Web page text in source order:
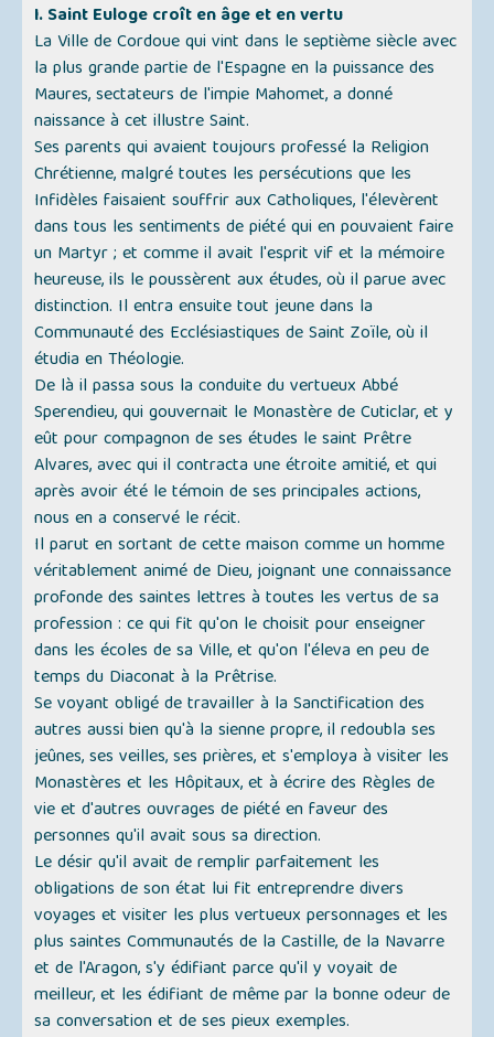
I. Saint Euloge croît en âge et en vertu
La Ville de Cordoue qui vint dans le septième siècle avec
la plus grande partie de l'Espagne en la puissance des
Maures, sectateurs de l'impie Mahomet, a donné
naissance à cet illustre Saint.
Ses parents qui avaient toujours professé la Religion
Chrétienne, malgré toutes les persécutions que les
Infidèles faisaient souffrir aux Catholiques, l'élevèrent
dans tous les sentiments de piété qui en pouvaient faire
un Martyr ; et comme il avait l'esprit vif et la mémoire
heureuse, ils le poussèrent aux études, où il parue avec
distinction. Il entra ensuite tout jeune dans la
Communauté des Ecclésiastiques de Saint Zoïle, où il
étudia en Théologie.
De là il passa sous la conduite du vertueux Abbé
Sperendieu, qui gouvernait le Monastère de Cuticlar, et y
eût pour compagnon de ses études le saint Prêtre
Alvares, avec qui il contracta une étroite amitié, et qui
après avoir été le témoin de ses principales actions,
nous en a conservé le récit.
Il parut en sortant de cette maison comme un homme
véritablement animé de Dieu, joignant une connaissance
profonde des saintes lettres à toutes les vertus de sa
profession : ce qui fit qu'on le choisit pour enseigner
dans les écoles de sa Ville, et qu'on l'éleva en peu de
temps du Diaconat à la Prêtrise.
Se voyant obligé de travailler à la Sanctification des
autres aussi bien qu'à la sienne propre, il redoubla ses
jeûnes, ses veilles, ses prières, et s'employa à visiter les
Monastères et les Hôpitaux, et à écrire des Règles de
vie et d'autres ouvrages de piété en faveur des
personnes qu'il avait sous sa direction.
Le désir qu'il avait de remplir parfaitement les
obligations de son état lui fit entreprendre divers
voyages et visiter les plus vertueux personnages et les
plus saintes Communautés de la Castille, de la Navarre
et de l'Aragon, s'y édifiant parce qu'il y voyait de
meilleur, et les édifiant de même par la bonne odeur de
sa conversation et de ses pieux exemples.